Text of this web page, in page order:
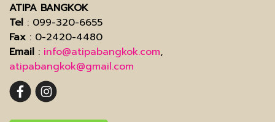
ATIPA BANGKOK
Tel : 099-320-6655
Fax : 0-2420-4480
Email : info@atipabangkok.com,
atipabangkok@gmail.com